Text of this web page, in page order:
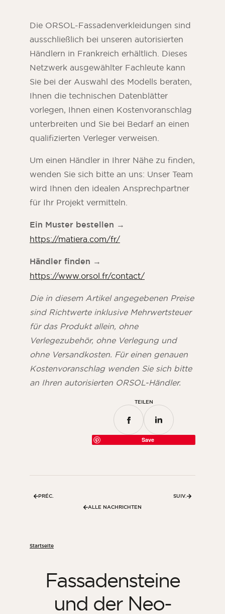
Die ORSOL-Fassadenverkleidungen sind
ausschließlich bei unseren autorisierten
Händlern in Frankreich erhältlich. Dieses
Netzwerk ausgewählter Fachleute kann
Sie bei der Auswahl des Modells beraten,
Ihnen die technischen Datenblätter
vorlegen, Ihnen einen Kostenvoranschlag
unterbreiten und Sie bei Bedarf an einen
qualifizierten Verleger verweisen.
Um einen Händler in Ihrer Nähe zu finden,
wenden Sie sich bitte an uns: Unser Team
wird Ihnen den idealen Ansprechpartner
für Ihr Projekt vermitteln.
Ein Muster bestellen →
https://matiera.com/fr/
Händler finden →
https://www.orsol.fr/contact/
Die in diesem Artikel angegebenen Preise
sind Richtwerte inklusive Mehrwertsteuer
für das Produkt allein, ohne
Verlegezubehör, ohne Verlegung und
ohne Versandkosten. Für einen genauen
Kostenvoranschlag wenden Sie sich bitte
an Ihren autorisierten ORSOL-Händler.
TEILEN
Save
ALLE NACHRICHTEN
PRÉC. SUIV.
Startseite
Fassadensteine
und der Neo-